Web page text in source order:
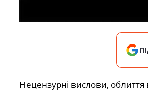
Нецензурні вислови,